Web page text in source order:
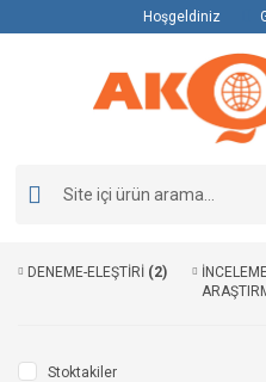
Hoşgeldiniz
DENEME-ELEŞTİRİ (2)
Stoktakiler